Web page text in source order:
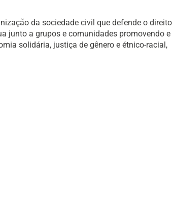
da sociedade civil que defende o direito
junto a grupos e comunidades promovendo e
solidária, justiça de gênero e étnico-racial,